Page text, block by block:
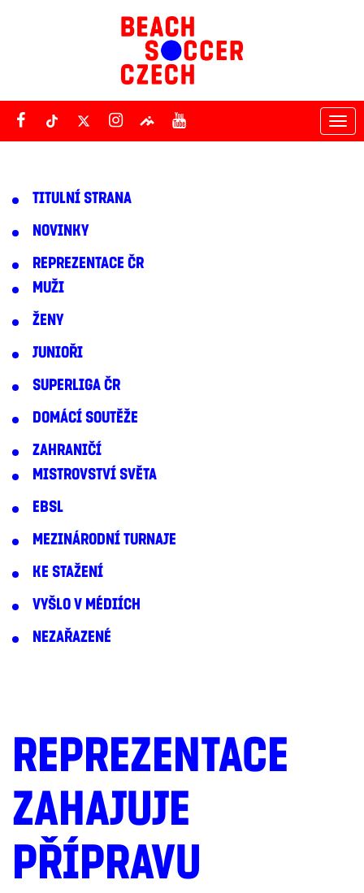
TITULNÍ STRANA
NOVINKY
REPREZENTACE ČR
MUŽI
ŽENY
JUNIOŘI
SUPERLIGA ČR
DOMÁCÍ SOUTĚŽE
ZAHRANIČÍ
MISTROVSTVÍ SVĚTA
EBSL
MEZINÁRODNÍ TURNAJE
KE STAŽENÍ
VYŠLO V MÉDIÍCH
NEZAŘAZENÉ
REPREZENTACE
ZAHAJUJE
PŘÍPRAVU